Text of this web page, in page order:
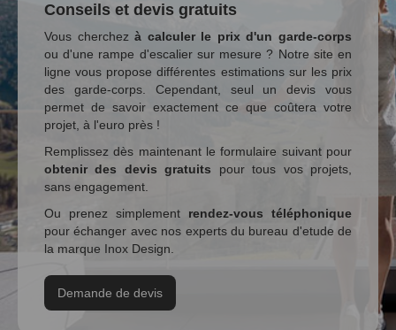
Conseils et devis gratuits
Vous cherchezà calculer le prix d'un garde-corps
ou d'une rampe d'escalier sur mesure ? Notre site en
ligne vous propose différentes estimations sur les prix
des garde-corps. Cependant, seul un devis vous
permet de savoir exactement ce que coûtera votre
projet, à l'euro près !
Remplissez dès maintenant le formulaire suivant pour
obtenir des devis gratuits pour tous vos projets,
sans engagement.
Ou prenez simplement rendez-vous téléphonique
pour échanger avec nos experts du bureau d'etude de
la marque Inox Design.
Demande de devis